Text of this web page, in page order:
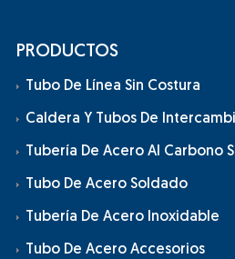
PRODUCTOS
Tubo De Línea Sin Costura
Caldera Y Tubos De
Tubería De Acero Al Carbono
Tubo De Acero Soldado
Tubería De Acero Inoxidable
Tubo De Acero Accesorios